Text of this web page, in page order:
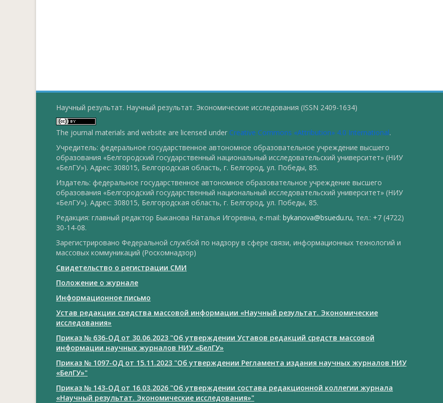
Научный результат. Научный результат. Экономические исследования (ISSN 2409-1634)
The journal materials and website are licensed under Creative Commons «Attribution» 4.0 International.
Учредитель: федеральное государственное автономное образовательное учреждение высшего
образования «Белгородский государственный национальный исследовательский университет» (НИУ
«БелГУ»). Адрес: 308015, Белгородская область, г. Белгород, ул. Победы, 85.
Издатель: федеральное государственное автономное образовательное учреждение высшего
образования «Белгородский государственный национальный исследовательский университет» (НИУ
«БелГУ»). Адрес: 308015, Белгородская область, г. Белгород, ул. Победы, 85.
Редакция: главный редактор Быканова Наталья Игоревна, e-mail: bykanova@bsuedu.ru, тел.: +7 (4722)
30-14-08.
Зарегистрировано Федеральной службой по надзору в сфере связи, информационных технологий и
массовых коммуникаций (Роскомнадзор)
Свидетельство о регистрации СМИ
Положение о журнале
Информационное письмо
Устав редакции средства массовой информации «Научный результат. Экономические
исследования»
Приказ № 636-ОД от 30.06.2023 "Об утверждении Уставов редакций средств массовой
информации научных журналов НИУ «БелГУ»
Приказ № 1097-ОД от 15.11.2023 "Об утверждении Регламента издания научных журналов НИУ
«БелГУ»"
Приказ № 143-ОД от 16.03.2026 "Об утверждении состава редакционной коллегии журнала
«Научный результат. Экономические исследования»"